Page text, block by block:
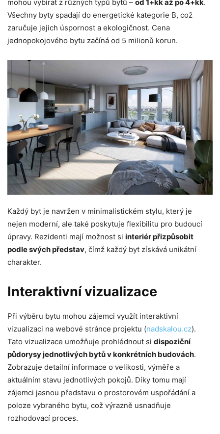
mohou vybírat z různých typů bytů – od 1+kk až po 4+kk.
Všechny byty spadají do energetické kategorie B, což
zaručuje jejich úspornost a ekologičnost. Cena
jednopokojového bytu začíná od 5 milionů korun.
Každý byt je navržen v minimalistickém stylu, který je
nejen moderní, ale také poskytuje flexibilitu pro budoucí
úpravy. Rezidenti mají možnost si interiér přizpůsobit
podle svých představ, čímž každý byt získává unikátní
charakter.
Interaktivní vizualizace
Při výběru bytu mohou zájemci využít interaktivní
vizualizaci na webové stránce projektu (nadskalou.cz).
Tato vizualizace umožňuje prohlédnout si dispoziční
půdorysy jednotlivých bytů v konkrétních budovách.
Zobrazuje detailní informace o velikosti, výměře a
aktuálním stavu jednotlivých pokojů. Díky tomu mají
zájemci jasnou představu o prostorovém uspořádání a
poloze vybraného bytu, což výrazně usnadňuje
rozhodovací proces.